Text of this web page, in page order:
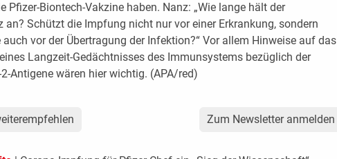
Pfizer-Biontech-Vakzine haben. Nanz: „Wie lange hält der
an? Schützt die Impfung nicht nur vor einer Erkrankung, sondern
vor der Übertragung der Infektion?“ Vor allem Hinweise auf das
Langzeit-Gedächtnisses des Immunsystems bezüglich der
2-Antigene wären hier wichtig. (APA/red)
Zum Newsletter anmelden